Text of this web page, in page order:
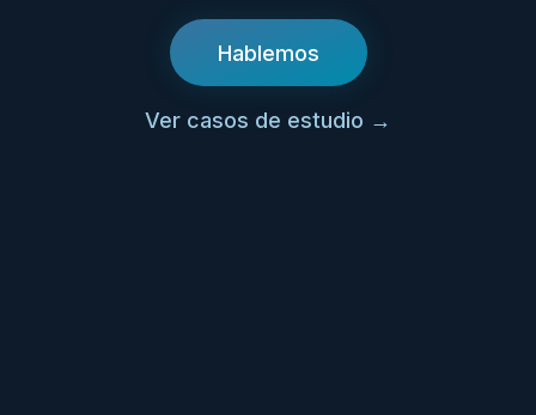
Hablemos
Ver casos de estudio →